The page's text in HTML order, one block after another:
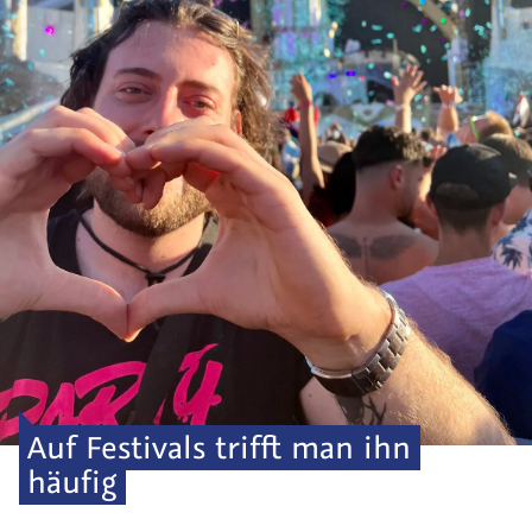
Auf Festivals trifft man ihn
häufig